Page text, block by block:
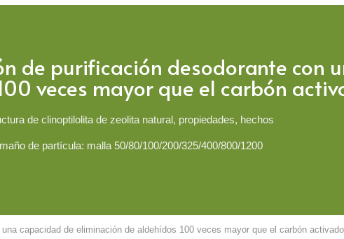
de purificación desodorante con
veces mayor que el carbón
de clinoptilolita de zeolita natural, propiedades, hechos
de partícula: malla 50/80/100/200/325/400/800/1200
capacidad de eliminación de aldehídos 100 veces mayor que el carbón activado